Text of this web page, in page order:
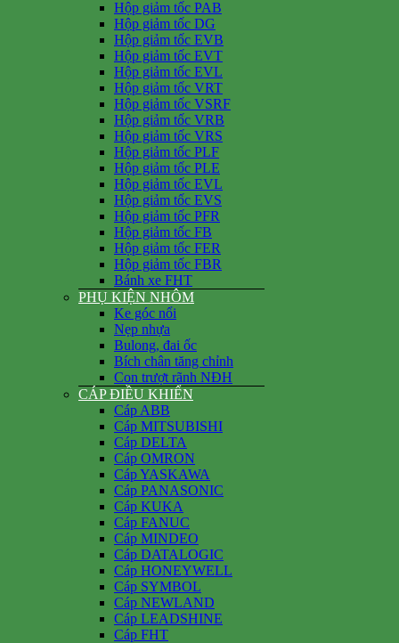
Hộp giảm tốc PAB
Hộp giảm tốc DG
Hộp giảm tốc EVB
Hộp giảm tốc EVT
Hộp giảm tốc EVL
Hộp giảm tốc VRT
Hộp giảm tốc VSRF
Hộp giảm tốc VRB
Hộp giảm tốc VRS
Hộp giảm tốc PLF
Hộp giảm tốc PLE
Hộp giảm tốc EVL
Hộp giảm tốc EVS
Hộp giảm tốc PFR
Hộp giảm tốc FB
Hộp giảm tốc FER
Hộp giảm tốc FBR
Bánh xe FHT
PHỤ KIỆN NHÔM
Ke góc nổi
Nẹp nhựa
Bulong, đai ốc
Bích chân tăng chỉnh
Con trượt rãnh NĐH
CÁP ĐIỀU KHIỂN
Cáp ABB
Cáp MITSUBISHI
Cáp DELTA
Cáp OMRON
Cáp YASKAWA
Cáp PANASONIC
Cáp KUKA
Cáp FANUC
Cáp MINDEO
Cáp DATALOGIC
Cáp HONEYWELL
Cáp SYMBOL
Cáp NEWLAND
Cáp LEADSHINE
Cáp FHT